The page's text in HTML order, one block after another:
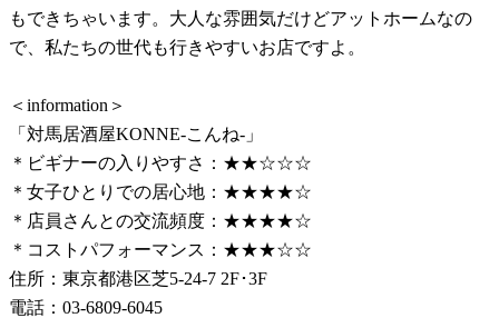
もできちゃいます。大人な雰囲気だけどアットホームなの
で、私たちの世代も行きやすいお店ですよ。
＜information＞
「対馬居酒屋KONNE-こんね-」
＊ビギナーの入りやすさ：★★☆☆☆
＊女子ひとりでの居心地：★★★★☆
＊店員さんとの交流頻度：★★★★☆
＊コストパフォーマンス：★★★☆☆
住所：東京都港区芝5-24-7 2F･3F
電話：03-6809-6045